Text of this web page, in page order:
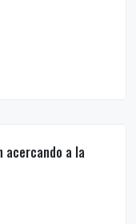
acercando a la